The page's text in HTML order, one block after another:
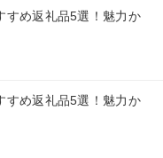
すめ返礼品5選！魅力か
すめ返礼品5選！魅力か